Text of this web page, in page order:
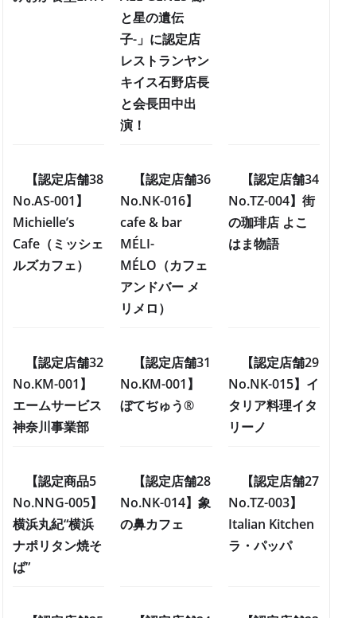
と星の遺伝
子-」に認定店
レストランヤン
キイス石野店長
と会長田中出
演！
【認定店舗38
No.AS-001】
Michielle’s
Cafe（ミッシェ
ルズカフェ）
【認定店舗36
No.NK-016】
cafe & bar
MÉLI-
MÉLO（カフェ
アンドバー メ
リメロ）
【認定店舗34
No.TZ-004】街
の珈琲店 よこ
はま物語
【認定店舗32
No.KM-001】
エームサービス
神奈川事業部
【認定店舗31
No.KM-001】
ぼてぢゅう®
【認定店舗29
No.NK-015】イ
タリア料理イタ
リーノ
【認定商品5
No.NNG-005】
横浜丸紀“横浜
ナポリタン焼そ
ば”
【認定店舗28
No.NK-014】象
の鼻カフェ
【認定店舗27
No.TZ-003】
Italian Kitchen
ラ・パッパ